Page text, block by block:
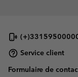
Service client
Formulaire de